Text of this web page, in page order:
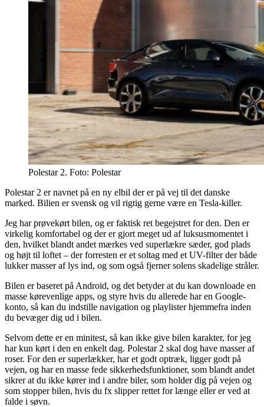
Polestar 2. Foto: Polestar
Polestar 2 er navnet på en ny elbil der er på vej til det danske
marked. Bilien er svensk og vil rigtig gerne være en Tesla-killer.
Jeg har prøvekørt bilen, og er faktisk ret begejstret for den. Den er
virkelig komfortabel og der er gjort meget ud af luksusmomentet i
den, hvilket blandt andet mærkes ved superlækre sæder, god plads
og højt til loftet – der forresten er et soltag med et UV-filter der både
lukker masser af lys ind, og som også fjerner solens skadelige stråler.
Bilen er baseret på Android, og det betyder at du kan downloade en
masse kørevenlige apps, og styre hvis du allerede har en Google-
konto, så kan du indstille navigation og playlister hjemmefra inden
du bevæger dig ud i bilen.
Selvom dette er en minitest, så kan ikke give bilen karakter, for jeg
har kun kørt i den en enkelt dag. Polestar 2 skal dog have masser af
roser. For den er superlækker, har et godt optræk, ligger godt på
vejen, og har en masse fede sikkerhedsfunktioner, som blandt andet
sikrer at du ikke kører ind i andre biler, som holder dig på vejen og
som stopper bilen, hvis du fx slipper rettet for længe eller er ved at
falde i søvn.